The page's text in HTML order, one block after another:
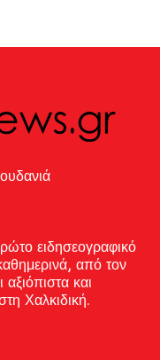
ειδησεογραφικό
από τον
και
Χαλκιδική.